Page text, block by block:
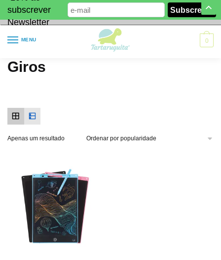
subscrever
Newsletter
MENU 0
Giros
Apenas um resultado